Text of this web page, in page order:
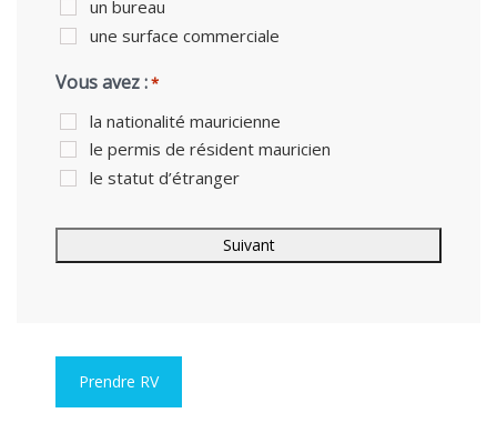
un bureau
une surface commerciale
Vous avez :*
la nationalité mauricienne
le permis de résident mauricien
le statut d’étranger
Prendre RV